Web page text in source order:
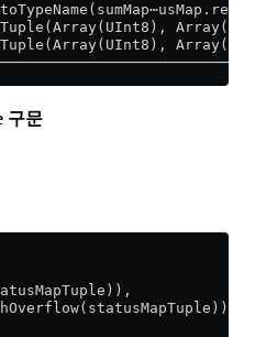
Tuple(Array(UInt8),
Tuple(Array(UInt8),
구문